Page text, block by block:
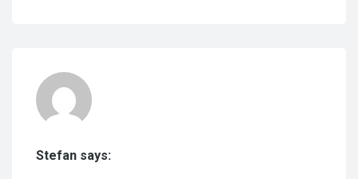
Stefan says: